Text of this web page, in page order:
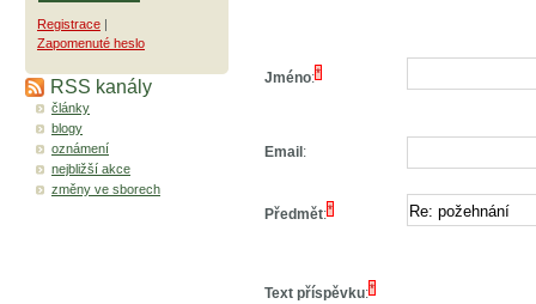
Registrace |
Zapomenuté heslo
RSS kanály
články
blogy
oznámení
nejbližší akce
změny ve sborech
Jméno:*
Email :
Předmět:*
Text příspěvku:*